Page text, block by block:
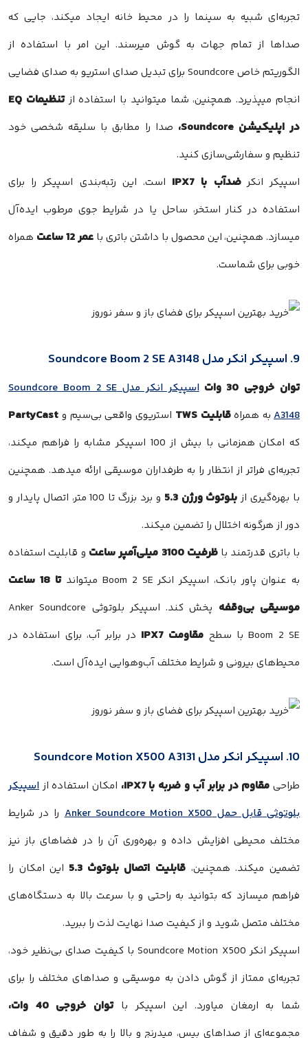
تجربه‌ای شبیه به سینما را در محیط خانه ایجاد میکند، جایی که
صداها از تمام جهات به گوش میرسند. این امر با استفاده از
الگوریتم خاص Soundcore برای تبدیل صدای استریو به صدای فضایی
انجام میپذیرد. همچنین، شما میتوانید با استفاده از
تنظیمات EQ
در اپلیکیشن Soundcore،
صدا را مطابق با سلیقه شخصی خود
تنظیم و سفارشی‌سازی کنید.
اسپیکر انکرضدآب با IPX7
است. این رتبه‌بندی اسپیکر را برای
استفاده در کنار استخر، ساحل یا در شرایط جوی مرطوب ایده‌آل
میسازد. همچنین، این محصول با داشتن باتری با عمر 12 ساعت
همراه
خوبی برای شماست.
9. اسپیکر انکر مدل Soundcore Boom 2 SE A3148
توان خروجی 30 وات
اسپیکر انکر مدل Soundcore Boom 2 SE
A3148به همراهقابلیت TWS استریوی واقعی بی‌سیم و PartyCast
که امکان همزمانی با بیش از 100 اسپیکر مشابه را فراهم میکند،
تجربه‌ای فراتر از انتظار را به طرفداران موسیقی ارائه میدهد. همچنین
با بهره‌گیری ازبلوتوث ورژن 5.3
و برد بزرگ تا 100 متر، اتصال پایدار و
دور از هرگونه اختلال را تضمین میکند.
با باتری قدرتمند باظرفیت 3100 میلی‌آمپر ساعت
و قابلیت استفاده
به عنوان پاور بانک، اسپیکر انکر Boom 2 SE میتواند
تا 18 ساعت
موسیقی بی‌وقفه
پخش کند. اسپیکر بلوتوثی Anker Soundcore
Boom 2 SE با سطح
مقاومت IPX7
در برابر آب، برای استفاده در
محیط‌های بیرونی و شرایط مختلف آب‌وهوایی ایده‌آل است.
10. اسپیکر انکر مدل Soundcore Motion X500 A3131
طراحی مقاوم در برابر آب و ضربه با IPX7، امکان استفاده ازاسپیکر
بلوتوثی قابل حمل Anker Soundcore Motion X500
را در شرایط
مختلف محیطی افزایش داده و بهره‌وری آن را در فضاهای باز نیز
تضمین میکند. همچنین، قابلیت اتصال بلوتوث 5.3
این امکان را
فراهم میسازد که بتوانید به راحتی و با سرعت بالا به دستگاه‌های
مختلف متصل شوید و از کیفیت صدا نهایت لذت را ببرید.
اسپیکر انکر Soundcore Motion X500 با کیفیت صدای بی‌نظیر خود،
تجربه‌ای ممتاز از گوش دادن به موسیقی و صداهای مختلف را برای
شما به ارمغان میاورد. این اسپیکر باتوان خروجی 40 وات،
مجموعه‌ای از صداهای بیس، میدرنج و بالا را به طور دقیق و شفاف